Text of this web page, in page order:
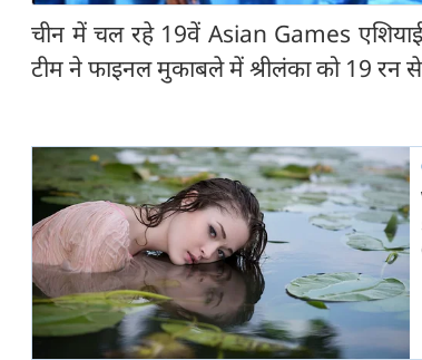
चीन में चल रहे 19वें Asian Games एशियाई
टीम ने फाइनल मुकाबले में श्रीलंका को 19 रन